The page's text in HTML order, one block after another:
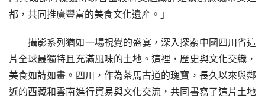
都，共同推廣豐富的美食文化遺產。」
攝影系列猶如一場視覺的盛宴，深入探索中國四川省這
片全球最獨特且充滿風味的土地。這裡，歷史與文化交織，
美食如詩如畫。四川，作為茶馬古道的瑰寶，長久以來與鄰
近的西藏和雲南進行貿易與文化交流，共同書寫了這片土地